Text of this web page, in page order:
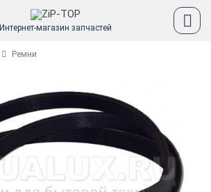
Интернет-магазин запчастей
Ремни